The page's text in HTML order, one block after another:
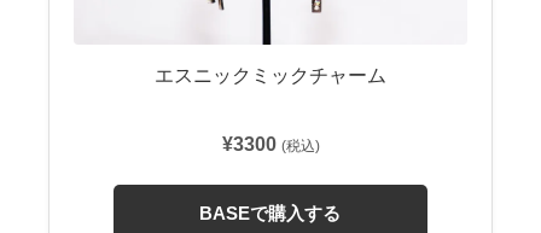
エスニックミックチャーム
¥3300 (税込)
BASEで購入する